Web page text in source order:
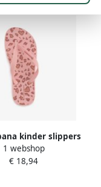
kinder slippers
hartjes roze
1 webshop
€ 18,94